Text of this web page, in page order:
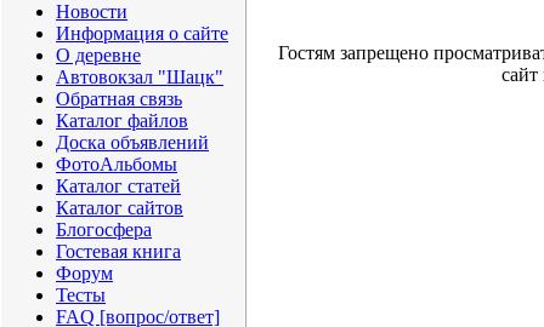
Новости
Информация о сайте
О деревне
Автовокзал "Шацк"
Обратная связь
Каталог файлов
Доска объявлений
ФотоАльбомы
Каталог статей
Каталог сайтов
Блогосфера
Гостевая книга
Форум
Тесты
FAQ [вопрос/ответ]
Гостям запрещено
сайт